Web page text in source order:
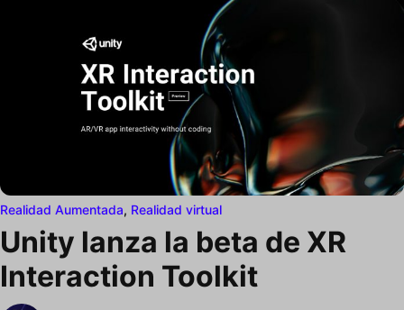
Realidad Aumentada, Realidad virtual
Unity lanza la beta de XR
Interaction Toolkit